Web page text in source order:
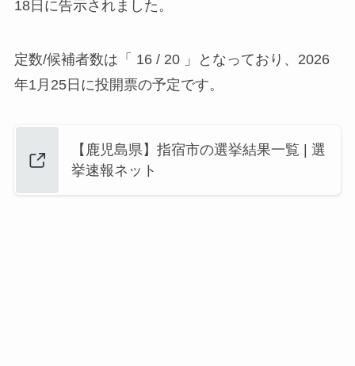
18日に告示されました。
定数/候補者数は「 16 / 20 」となっており、2026
年1月25日に投開票の予定です。
【鹿児島県】指宿市の選挙結果一覧 | 選
挙速報ネット